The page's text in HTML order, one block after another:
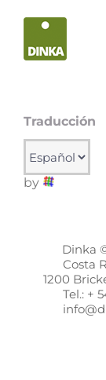
Traducción
by
Dinka
Costa
1200
Tel.: +